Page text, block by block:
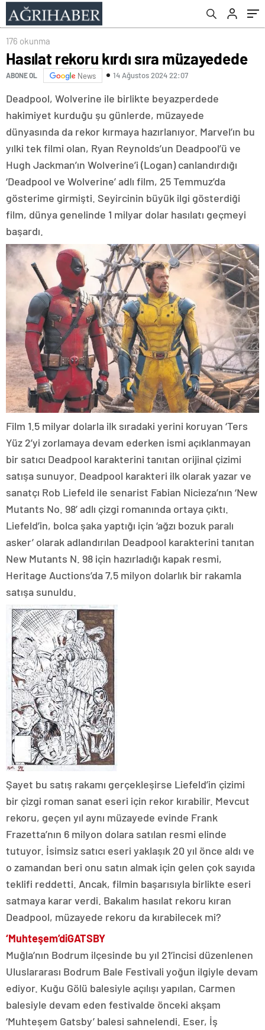
176 okunma
Hasılat rekoru kırdı sıra müzayedede
ABONE OL News 14 Ağustos 2024 22:07
Deadpool, Wolverine ile birlikte beyazperdede
hakimiyet kurduğu şu günlerde, müzayede
dünyasında da rekor kırmaya hazırlanıyor. Marvel’ın bu
yılki tek filmi olan, Ryan Reynolds’un Deadpool’ü ve
Hugh Jackman’ın Wolverine’i (Logan) canlandırdığı
‘Deadpool ve Wolverine’ adlı film, 25 Temmuz’da
gösterime girmişti. Seyircinin büyük ilgi gösterdiği
film, dünya genelinde 1 milyar dolar hasılatı geçmeyi
başardı.
Film 1.5 milyar dolarla ilk sıradaki yerini koruyan ‘Ters
Yüz 2’yi zorlamaya devam ederken ismi açıklanmayan
bir satıcı Deadpool karakterini tanıtan orijinal çizimi
satışa sunuyor. Deadpool karakteri ilk olarak yazar ve
sanatçı Rob Liefeld ile senarist Fabian Nicieza’nın ‘New
Mutants No. 98’ adlı çizgi romanında ortaya çıktı.
Liefeld’in, bolca şaka yaptığı için ‘ağzı bozuk paralı
asker’ olarak adlandırılan Deadpool karakterini tanıtan
New Mutants N. 98 için hazırladığı kapak resmi,
Heritage Auctions’da 7,5 milyon dolarlık bir rakamla
satışa sunuldu.
Şayet bu satış rakamı gerçekleşirse Liefeld’in çizimi
bir çizgi roman sanat eseri için rekor kırabilir. Mevcut
rekoru, geçen yıl aynı müzayede evinde Frank
Frazetta’nın 6 milyon dolara satılan resmi elinde
tutuyor. İsimsiz satıcı eseri yaklaşık 20 yıl önce aldı ve
o zamandan beri onu satın almak için gelen çok sayıda
teklifi reddetti. Ancak, filmin başarısıyla birlikte eseri
satmaya karar verdi. Bakalım hasılat rekoru kıran
Deadpool, müzayede rekoru da kırabilecek mi?
‘Muhteşem’diGATSBY
Muğla’nın Bodrum ilçesinde bu yıl 21’incisi düzenlenen
Uluslararası Bodrum Bale Festivali yoğun ilgiyle devam
ediyor. Kuğu Gölü balesiyle açılışı yapılan, Carmen
balesiyle devam eden festivalde önceki akşam
‘Muhteşem Gatsby’ balesi sahnelendi. Eser, İş
halini göreniler inanamadı!